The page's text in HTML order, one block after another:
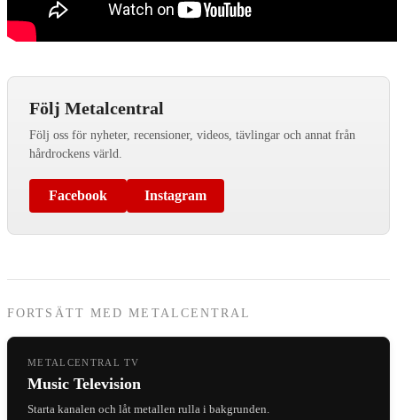
Följ Metalcentral
Följ oss för nyheter, recensioner, videos, tävlingar och annat från
hårdrockens värld.
Facebook Instagram
FORTSÄTT MED METALCENTRAL
METALCENTRAL TV
Music Television
Starta kanalen och låt metallen rulla i bakgrunden.